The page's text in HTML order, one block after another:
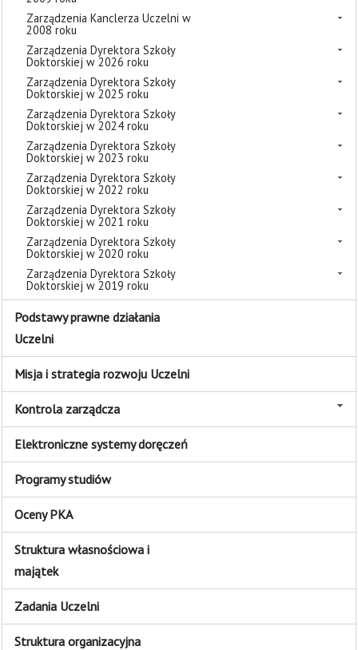
Zarządzenia Kanclerza Uczelni w
2008 roku
Zarządzenia Dyrektora Szkoły
Doktorskiej w 2026 roku
Zarządzenia Dyrektora Szkoły
Doktorskiej w 2025 roku
Zarządzenia Dyrektora Szkoły
Doktorskiej w 2024 roku
Zarządzenia Dyrektora Szkoły
Doktorskiej w 2023 roku
Zarządzenia Dyrektora Szkoły
Doktorskiej w 2022 roku
Zarządzenia Dyrektora Szkoły
Doktorskiej w 2021 roku
Zarządzenia Dyrektora Szkoły
Doktorskiej w 2020 roku
Zarządzenia Dyrektora Szkoły
Doktorskiej w 2019 roku
Podstawy prawne działania
Uczelni
Misja i strategia rozwoju Uczelni
Kontrola zarządcza
Elektroniczne systemy doręczeń
Programy studiów
Oceny PKA
Struktura własnościowa i
majątek
Zadania Uczelni
Struktura organizacyjna